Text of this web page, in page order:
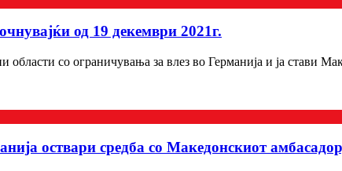
од 19 декември 2021г.
со ограничувања за влез во Германија и ја стави
оствари средба со Македонскиот